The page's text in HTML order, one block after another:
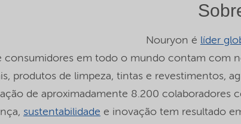
Nouryon é líder
consumidores em todo o mundo contam com
produtos de limpeza, tintas e revestimentos,
de aproximadamente 8.200 colaboradores
sustentabilidade e inovação tem resultado